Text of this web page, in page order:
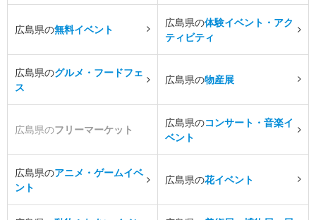
広島県の無料イベント
広島県の体験イベント・アク
ティビティ
広島県のグルメ・フードフェ
ス
広島県の物産展
広島県のフリーマーケット
広島県のコンサート・音楽イ
ベント
広島県のアニメ・ゲームイベ
ント
広島県の花イベント